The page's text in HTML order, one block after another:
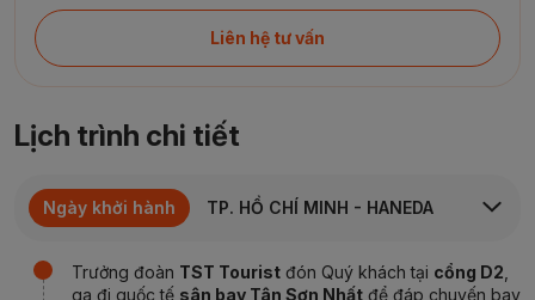
Liên hệ tư vấn
Lịch trình chi tiết
Ngày khởi hành TP. HỒ CHÍ MINH - HANEDA
Trưởng đoàn TST Tourist đón Quý khách tại cổng D2
ga đi quốc tế sân bay Tân Sơn Nhất để đáp chuyến bay